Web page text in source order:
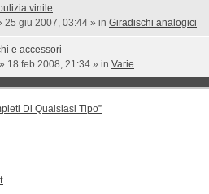
vinile
25 giu 2007, 03:44 » in Giradischi analogici
e accessori
» 18 feb 2008, 21:34 » in Varie
Di Qualsiasi Tipo”